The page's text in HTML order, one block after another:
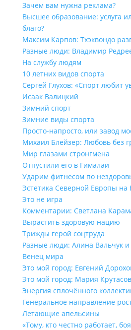
Зачем вам нужна реклама?
Высшее образование: услуга
благо?
Максим Карпов: Тхэквондо
Разные люди: Владимир
На службу людям
10 летних видов спорта
Сергей Глухов: «Спорт любит
Исаак Валицкий
Зимний спорт
Зимние виды спорта
Просто-напросто, или завод
Михаил Блейзер: Любовь без
Мир глазами стронгмена
Отпустили его в Гималаи
Ударим фитнесом по
Эстетика Северной Европы
Это не игра
Комментарии: Светлана
Вырастить здоровую нацию
Трижды герой соцтруда
Разные люди: Алина Вальчук
Венец мира
Это мой город: Евгений
Это мой город: Мария
Энергия сплочённого
Генеральное направление
Летающие апельсины
«Тому, кто честно работает,